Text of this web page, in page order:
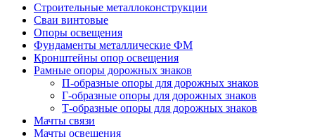
Строительные металлоконструкции
Сваи винтовые
Опоры освещения
Фундаменты металлические ФМ
Кронштейны опор освещения
Рамные опоры дорожных знаков
П-образные опоры для дорожных знаков
Г-образные опоры для дорожных знаков
Т-образные опоры для дорожных знаков
Мачты связи
Мачты освещения